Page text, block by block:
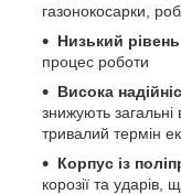
газонокосарки,
Низький
процес роботи
Висока
знижують
тривалий термін
Корпус із
корозії та ударів,